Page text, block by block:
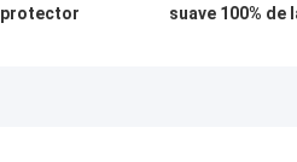
protector
suave 100% de